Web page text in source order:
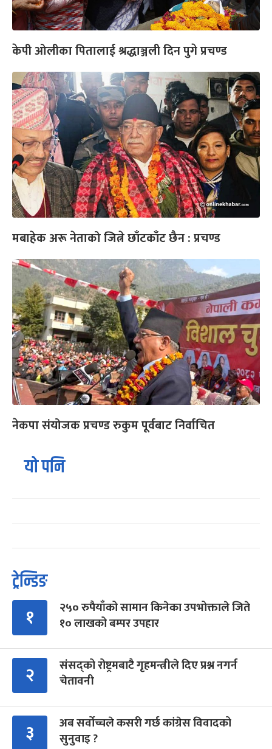
केपी ओलीका पितालाई श्रद्धाञ्जली दिन पुगे प्रचण्ड
मबाहेक अरू नेताको जित्ने छाँटकाँट छैन : प्रचण्ड
नेकपा संयोजक प्रचण्ड रुकुम पूर्वबाट निर्वाचित
यो पनि
ट्रेन्डिङ
१
२५० रुपैयाँको सामान किनेका उपभोक्ताले जिते
१० लाखको बम्पर उपहार
२
संसद्को रोष्ट्रमबाटै गृहमन्त्रीले दिए प्रश्न नगर्न
चेतावनी
३
अब सर्वोच्चले कसरी गर्छ कांग्रेस विवादको
सुनुवाइ ?